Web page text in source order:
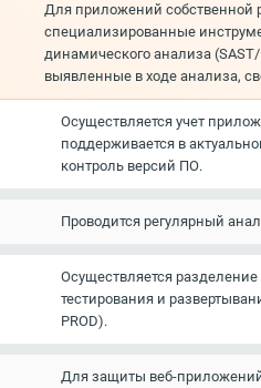
Для приложений собственной
специализированные
динамического анализа
выявленные в ходе анализа,
Осуществляется учет
поддерживается в
контроль версий ПО.
Проводится регулярный
Осуществляется разделение
тестирования и
PROD).
Для защиты веб-приложений